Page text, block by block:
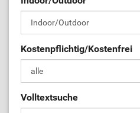
Kostenpflichtig/Kostenfrei
Volltextsuche